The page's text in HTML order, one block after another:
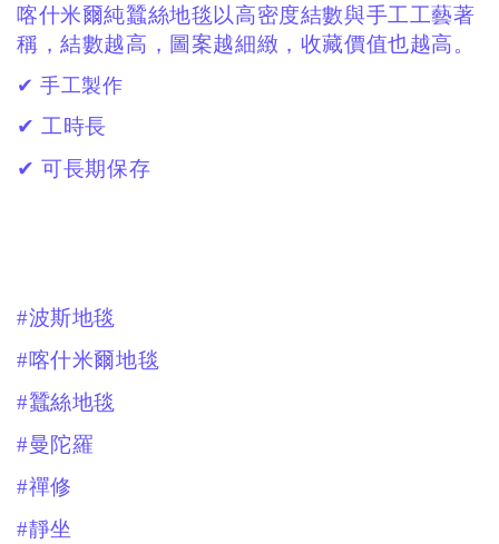
喀什米爾純蠶絲地毯以高密度結數與手工工藝著
稱，結數越高，圖案越細緻，收藏價值也越高。
✔ 手工製作
✔ 工時長
✔ 可長期保存
#波斯地毯
#喀什米爾地毯
#蠶絲地毯
#曼陀羅
#禪修
#靜坐